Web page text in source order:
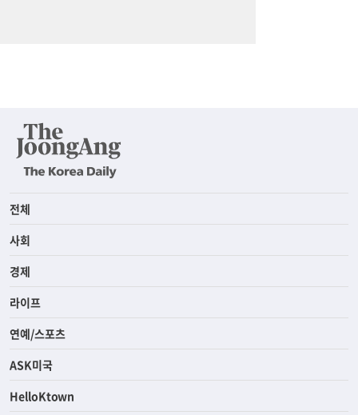
전체
사회
경제
라이프
연예/스포츠
ASK미국
HelloKtown